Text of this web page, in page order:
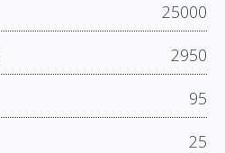
25000
2950
95
25